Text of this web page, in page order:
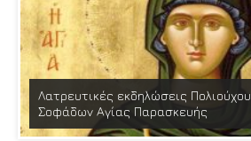
Λατρευτικές εκδηλώσεις Πολιούχου
Σοφάδων Αγίας Παρασκευής